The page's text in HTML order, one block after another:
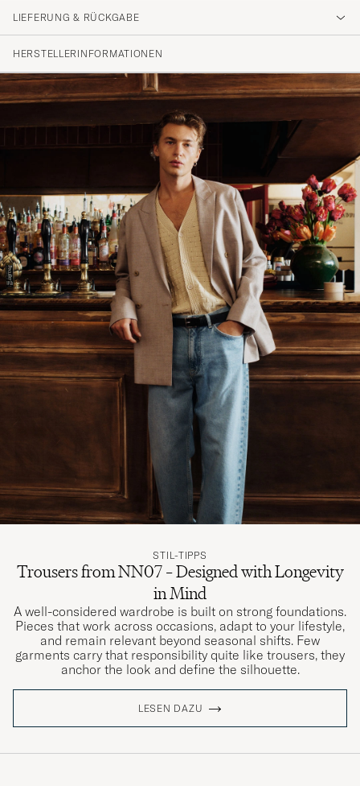
(31)
(4)
(0)
(1)
Top Qualität, fairer Preis
ANDREAS B GEKAUFT AM AUF CAREOFCARL.DE
Goede levering en uitstekend producr
ERWIN V GEKAUFT AM AUF CAREOFCARL.NL
Bra kvalité och passform
GÖRAN P GEKAUFT AM AUF CAREOFCARL.SE
Snabbt, snyggt och enkelt.
FREDRIK S GEKAUFT AM AUF CAREOFCARL.SE
Dom är nästan för tighta och aningen kortare
än byxor i samma stl. Är man osäker kanske
man kan kliva upp en size
RASMUS P GEKAUFT AM AUF CAREOFCARL.SE
MADS A GEKAUFT AM AUF CAREOFCARL.SE
LIEFERUNG & RÜCKGABE
HERSTELLERINFORMATIONEN
STIL-TIPPS
Trousers from NN07 – Designed with Longevity
in Mind
A well-considered wardrobe is built on strong foundations.
Pieces that work across occasions, adapt to your lifestyle,
and remain relevant beyond seasonal shifts. Few
garments carry that responsibility quite like trousers, they
anchor the look and define the silhouette.
LESEN DAZU